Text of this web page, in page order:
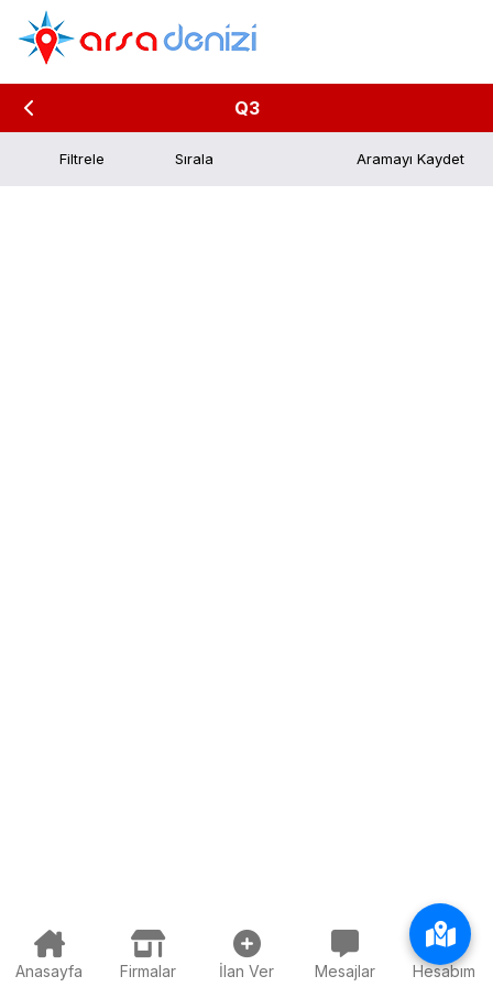
Q3
Filtrele Aramayı Kaydet
Anasayfa Firmalar İlan Ver Mesajlar Hesabım